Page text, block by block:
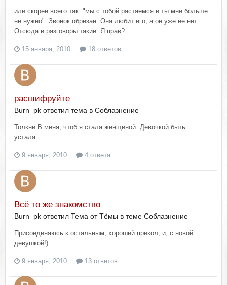
или скорее всего так: "мы с тобой растаемся и ты мне больше
не нужно". Звонок обрезан. Она любит его, а он уже ее нет.
Отсюда и разговоры такие. Я прав?
15 января, 2010 18 ответов
расшифруйте
Burn_pk ответил тема в Соблазнение
Толкни В меня, чтоб я стала женщиной. Девочкой быть
устала...
9 января, 2010 4 ответа
Всё то же знакомство
Burn_pk ответил Тема от Тёмы в теме Соблазнение
Присоединяюсь к остальным, хороший прикол, и, с новой
девушкой!)
9 января, 2010 13 ответов